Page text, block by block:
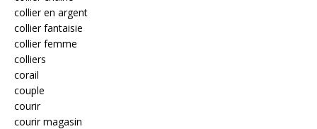
collier en argent
collier fantaisie
collier femme
colliers
corail
couple
courir
courir magasin